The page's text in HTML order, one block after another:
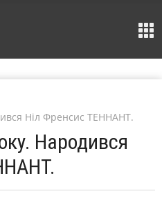
Ніл Френсис ТЕННАНТ.
Народився